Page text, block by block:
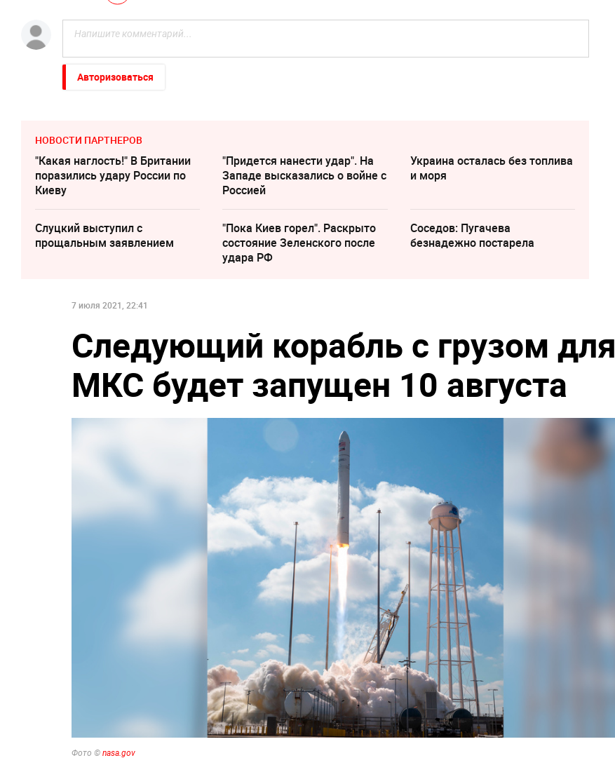
Авторизоваться
НОВОСТИ ПАРТНЕРОВ
"Какая наглость!" В Британии
поразились удару России по
Киеву
"Придется нанести удар". На
Западе высказались о войне с
Россией
Украина осталась без топлива
и моря
Слуцкий выступил с
прощальным заявлением
"Пока Киев горел". Раскрыто
состояние Зеленского после
удара РФ
Соседов: Пугачева
безнадежно постарела
7 июля 2021, 22:41
Следующий корабль с грузом для
МКС будет запущен 10 августа
Фото © nasa.gov